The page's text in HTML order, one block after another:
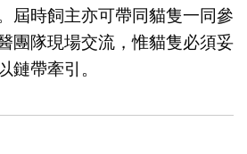
屆時飼主亦可帶同貓隻一同參
團隊現場交流，惟貓隻必須妥
鏈帶牽引。